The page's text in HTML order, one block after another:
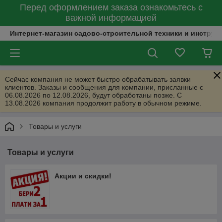
Перед оформлением заказа ознакомьтесь с
важной информацией
Интернет-магазин садово-строительной техники и
Сейчас компания не может быстро обрабатывать заявки
клиентов. Заказы и сообщения для компании, присланные с
06.08.2026 по 12.08.2026, будут обработаны позже. С
13.08.2026 компания продолжит работу в обычном режиме.
Товары и услуги
Товары и услуги
Акции и скидки!